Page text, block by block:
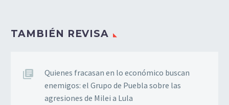
TAMBIÉN REVISA
Quienes fracasan en lo económico buscan
enemigos: el Grupo de Puebla sobre las
agresiones de Milei a Lula